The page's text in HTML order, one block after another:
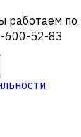
работаем по
600-52-83